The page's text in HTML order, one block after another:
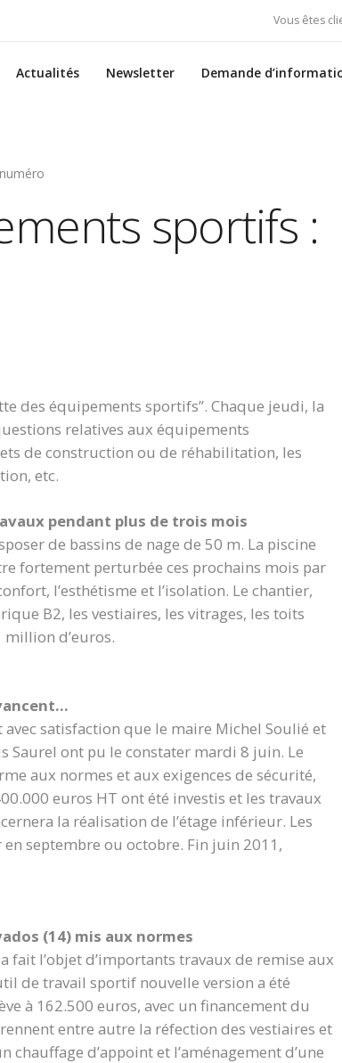
Vous êtes
Actualités Newsletter Demande
sportifs :
des équipements sportifs’’. Chaque jeudi, la
relatives aux équipements
de construction ou de réhabilitation, les
etc.
pendant plus de trois mois
de bassins de nage de 50 m. La piscine
fortement perturbée ces prochains mois par
l’esthétisme et l’isolation. Le chantier,
B2, les vestiaires, les vitrages, les toits
million d’euros.
avec satisfaction que le maire Michel Soulié et
Saurel ont pu le constater mardi 8 juin. Le
aux normes et aux exigences de sécurité,
euros HT ont été investis et les travaux
la réalisation de l’étage inférieur. Les
septembre ou octobre. Fin juin 2011,
(14) mis aux normes
l’objet d’importants travaux de remise aux
de travail sportif nouvelle version a été
à 162.500 euros, avec un financement du
entre autre la réfection des vestiaires et
chauffage d’appoint et l’aménagement d’une